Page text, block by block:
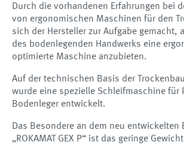
Durch die vorhandenen Erfahrungen bei
von ergonomischen Maschinen für den
sich der Hersteller zur Aufgabe gemacht,
des bodenlegenden Handwerks eine
optimierte Maschine anzubieten.
Auf der technischen Basis der
wurde eine spezielle Schleifmaschine für
Bodenleger entwickelt.
Das Besondere an dem neu entwickelten
„ROKAMAT GEX P“ ist das geringe